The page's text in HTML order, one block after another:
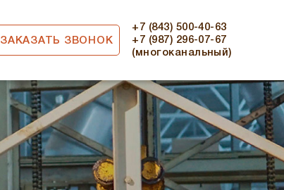
ЗАКАЗАТЬ ЗВОНОК
+7 (843) 500-40-63
+7 (987) 296-07-67
(многоканальный)